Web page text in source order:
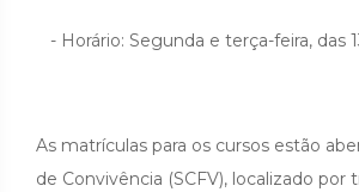
- Horário: Segunda e terça-feira, das
As matrículas para os cursos estão
de Convivência (SCFV), localizado por